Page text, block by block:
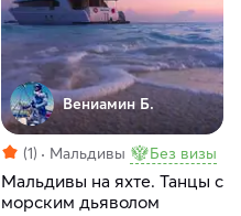
Вениамин Б.
(1) Мальдивы Без визы
Мальдивы на яхте. Танцы с
морским дьяволом